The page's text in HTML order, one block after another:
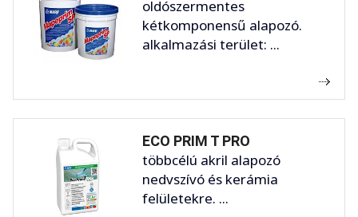
oldószermentes
kétkomponensű alapozó.
alkalmazási terület: ...
ECO PRIM T PRO
többcélú akril alapozó
nedvszívó és kerámia
felületekre. ...